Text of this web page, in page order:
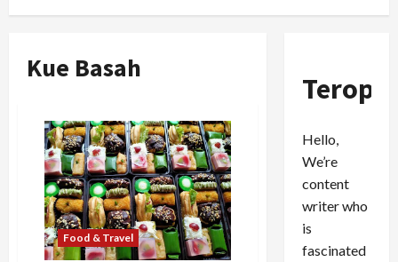
Kue Basah
Food & Travel
Hello,
We’re
content
writer who
is
fascinated